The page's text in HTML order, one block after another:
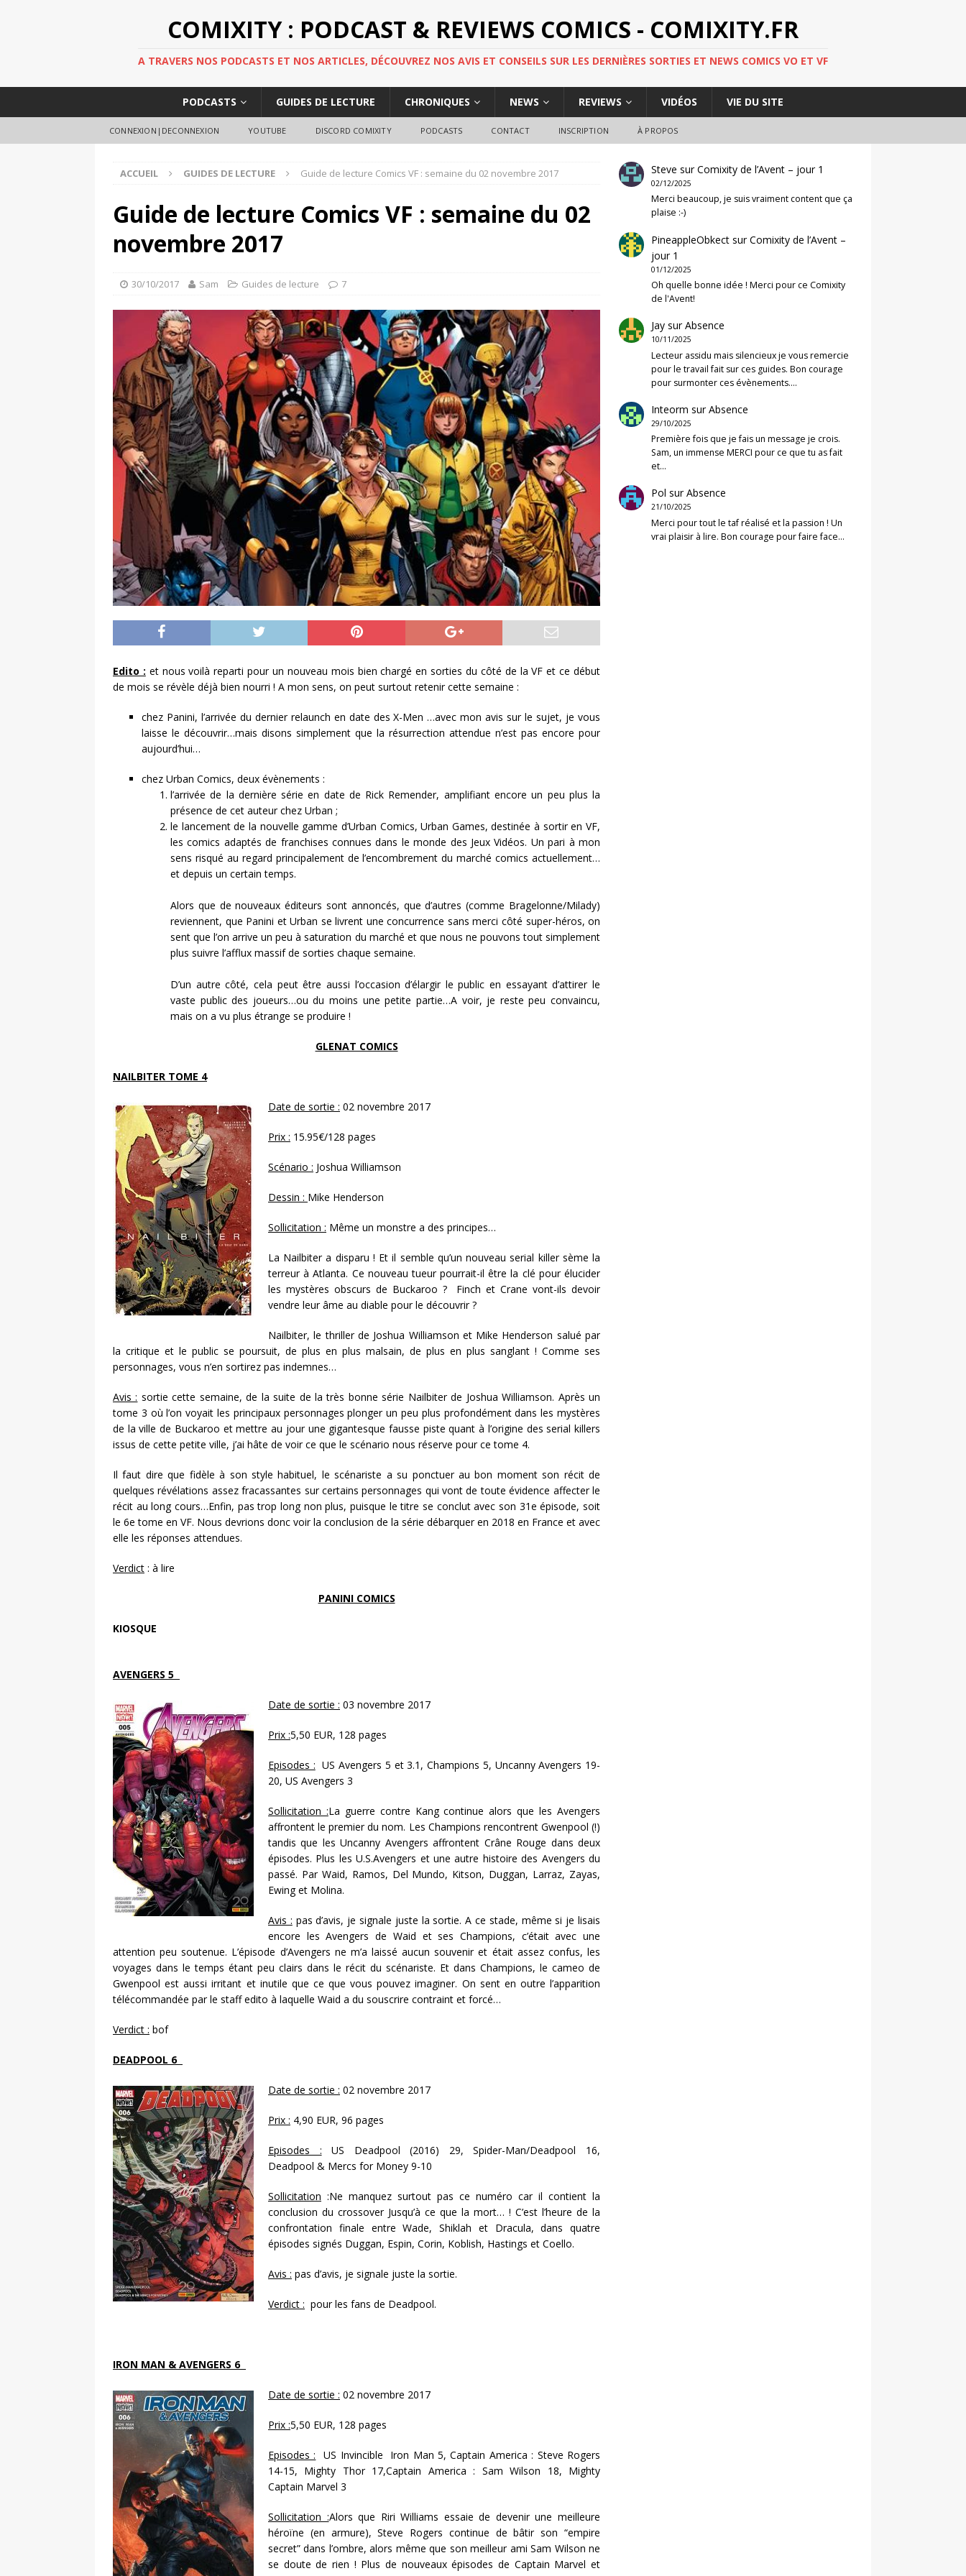
COMIXITY : PODCAST & REVIEWS COMICS - COMIXITY.FR
A TRAVERS NOS PODCASTS ET NOS ARTICLES, DÉCOUVREZ NOS AVIS ET CONSEILS SUR LES DERNIÈRES SORTIES ET NEWS COMICS VO ET VF
PODCASTS GUIDES DE LECTURE CHRONIQUES NEWS REVIEWS VIDÉOS VIE DU SITE
CONNEXION|DECONNEXION YOUTUBE DISCORD COMIXITY PODCASTS CONTACT INSCRIPTION À PROPOS
ACCUEIL GUIDES DE LECTURE Guide de lecture Comics VF : semaine du 02 novembre 2017
Guide de lecture Comics VF : semaine du 02
novembre 2017
30/10/2017 Sam Guides de lecture 7
Edito : et nous voilà reparti pour un nouveau mois bien chargé en sorties du côté de la VF et ce début
de mois se révèle déjà bien nourri ! A mon sens, on peut surtout retenir cette semaine :
chez Panini, l’arrivée du dernier relaunch en date des X-Men …avec mon avis sur le sujet, je vous
laisse le découvrir…mais disons simplement que la résurrection attendue n’est pas encore pour
aujourd’hui…
chez Urban Comics, deux évènements :
l’arrivée de la dernière série en date de Rick Remender, amplifiant encore un peu plus la
présence de cet auteur chez Urban ;
le lancement de la nouvelle gamme d’Urban Comics, Urban Games, destinée à sortir en VF,
les comics adaptés de franchises connues dans le monde des Jeux Vidéos. Un pari à mon
sens risqué au regard principalement de l’encombrement du marché comics actuellement…
et depuis un certain temps.
Alors que de nouveaux éditeurs sont annoncés, que d’autres (comme Bragelonne/Milady)
reviennent, que Panini et Urban se livrent une concurrence sans merci côté super-héros, on
sent que l’on arrive un peu à saturation du marché et que nous ne pouvons tout simplement
plus suivre l’afflux massif de sorties chaque semaine.
D’un autre côté, cela peut être aussi l’occasion d’élargir le public en essayant d’attirer le
vaste public des joueurs…ou du moins une petite partie…A voir, je reste peu convaincu,
mais on a vu plus étrange se produire !
GLENAT COMICS
NAILBITER TOME 4
Date de sortie : 02 novembre 2017
Prix : 15.95€/128 pages
Scénario : Joshua Williamson
Dessin : Mike Henderson
Sollicitation : Même un monstre a des principes…
La Nailbiter a disparu ! Et il semble qu’un nouveau serial killer sème la
terreur à Atlanta. Ce nouveau tueur pourrait-il être la clé pour élucider
les mystères obscurs de Buckaroo ? Finch et Crane vont-ils devoir
vendre leur âme au diable pour le découvrir ?
Nailbiter, le thriller de Joshua Williamson et Mike Henderson salué par
la critique et le public se poursuit, de plus en plus malsain, de plus en plus sanglant ! Comme ses
personnages, vous n’en sortirez pas indemnes…
Avis : sortie cette semaine, de la suite de la très bonne série Nailbiter de Joshua Williamson. Après un
tome 3 où l’on voyait les principaux personnages plonger un peu plus profondément dans les mystères
de la ville de Buckaroo et mettre au jour une gigantesque fausse piste quant à l’origine des serial killers
issus de cette petite ville, j’ai hâte de voir ce que le scénario nous réserve pour ce tome 4.
Il faut dire que fidèle à son style habituel, le scénariste a su ponctuer au bon moment son récit de
quelques révélations assez fracassantes sur certains personnages qui vont de toute évidence affecter le
récit au long cours…Enfin, pas trop long non plus, puisque le titre se conclut avec son 31e épisode, soit
le 6e tome en VF. Nous devrions donc voir la conclusion de la série débarquer en 2018 en France et avec
elle les réponses attendues.
Verdict : à lire
PANINI COMICS
KIOSQUE
AVENGERS 5
Date de sortie : 03 novembre 2017
Prix :5,50 EUR, 128 pages
Episodes : US Avengers 5 et 3.1, Champions 5, Uncanny Avengers 19-
20, US Avengers 3
Sollicitation :La guerre contre Kang continue alors que les Avengers
affrontent le premier du nom. Les Champions rencontrent Gwenpool (!)
tandis que les Uncanny Avengers affrontent Crâne Rouge dans deux
épisodes. Plus les U.S.Avengers et une autre histoire des Avengers du
passé. Par Waid, Ramos, Del Mundo, Kitson, Duggan, Larraz, Zayas,
Ewing et Molina.
Avis : pas d’avis, je signale juste la sortie. A ce stade, même si je lisais
encore les Avengers de Waid et ses Champions, c’était avec une
attention peu soutenue. L’épisode d’Avengers ne m’a laissé aucun souvenir et était assez confus, les
voyages dans le temps étant peu clairs dans le récit du scénariste. Et dans Champions, le cameo de
Gwenpool est aussi irritant et inutile que ce que vous pouvez imaginer. On sent en outre l’apparition
télécommandée par le staff edito à laquelle Waid a du souscrire contraint et forcé…
Verdict : bof
DEADPOOL 6
Date de sortie : 02 novembre 2017
Prix : 4,90 EUR, 96 pages
Episodes : US Deadpool (2016) 29, Spider-Man/Deadpool 16,
Deadpool & Mercs for Money 9-10
Sollicitation :Ne manquez surtout pas ce numéro car il contient la
conclusion du crossover Jusqu’à ce que la mort… ! C’est l’heure de la
confrontation finale entre Wade, Shiklah et Dracula, dans quatre
épisodes signés Duggan, Espin, Corin, Koblish, Hastings et Coello.
Avis : pas d’avis, je signale juste la sortie.
Verdict : pour les fans de Deadpool.
IRON MAN & AVENGERS 6
Date de sortie : 02 novembre 2017
Prix :5,50 EUR, 128 pages
Episodes : US Invincible Iron Man 5, Captain America : Steve Rogers
14-15, Mighty Thor 17,Captain America : Sam Wilson 18, Mighty
Captain Marvel 3
Sollicitation :Alors que Riri Williams essaie de devenir une meilleure
héroïne (en armure), Steve Rogers continue de bâtir son “empire
secret” dans l’ombre, alors même que son meilleur ami Sam Wilson ne
se doute de rien ! Plus de nouveaux épisodes de Captain Marvel et
Steve surComixity de l’Avent – jour 1
02/12/2025
Merci beaucoup, je suis vraiment content que ça
plaise :-)
PineappleObkect surComixity de l’Avent –
jour 1
01/12/2025
Oh quelle bonne idée ! Merci pour ce Comixity
de l'Avent!
Jay surAbsence
10/11/2025
Lecteur assidu mais silencieux je vous remercie
pour le travail fait sur ces guides. Bon courage
pour surmonter ces évènements.…
Inteorm surAbsence
29/10/2025
Première fois que je fais un message je crois.
Sam, un immense MERCI pour ce que tu as fait
et…
Pol surAbsence
21/10/2025
Merci pour tout le taf réalisé et la passion ! Un
vrai plaisir à lire. Bon courage pour faire face…